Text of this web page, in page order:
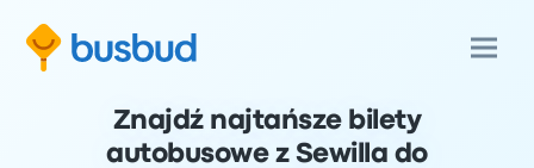
Znajdź najtańsze bilety
autobusowe z Sewilla do